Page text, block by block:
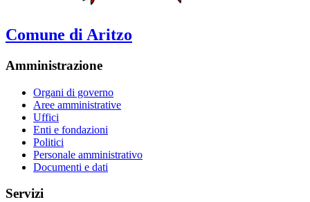
Comune di Aritzo
Amministrazione
Organi di governo
Aree amministrative
Uffici
Enti e fondazioni
Politici
Personale amministrativo
Documenti e dati
Servizi